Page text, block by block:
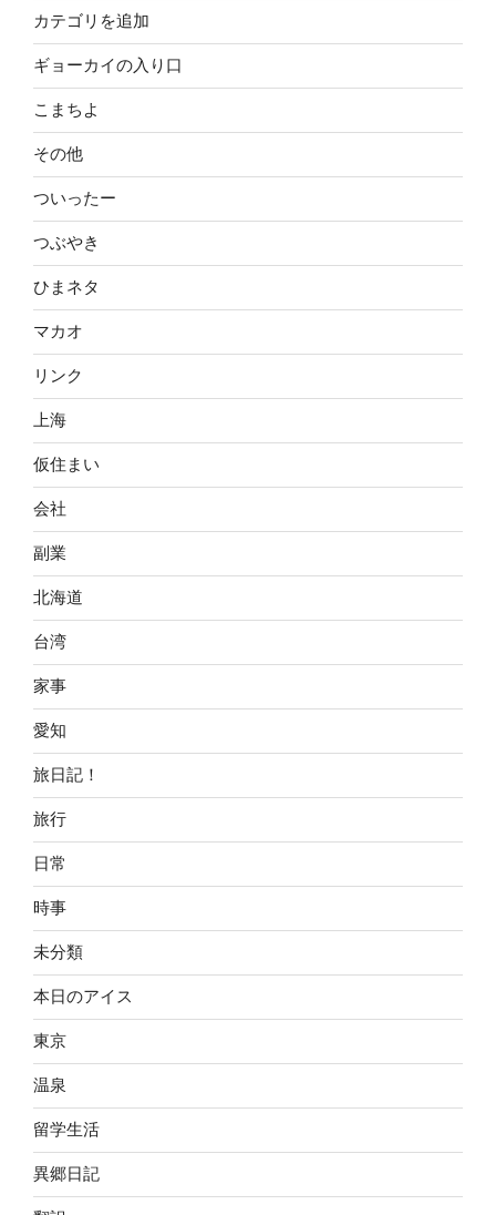
カテゴリを追加
ギョーカイの入り口
こまちよ
その他
ついったー
つぶやき
ひまネタ
マカオ
リンク
上海
仮住まい
会社
副業
北海道
台湾
家事
愛知
旅日記！
旅行
日常
時事
未分類
本日のアイス
東京
温泉
留学生活
異郷日記